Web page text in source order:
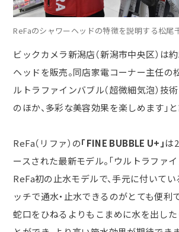
ReFaのシャワーヘッドの特徴を説明する松尾
ビックカメラ新潟店（新潟市中央区）は約
ヘッドを販売。同店家電コーナー主任の
ルトラファインバブル（超微細気泡）技
のほか、多彩な美容効果を楽しめます」と
ReFa（リファ）の「FINE BUBBLE U+」は
ースされた最新モデル。「ウルトラファ
ReFa初の止水モデルで、手元に付いて
ッチで通水・止水できるのがとても便利
蛇口をひねるよりもこまめに水を出し